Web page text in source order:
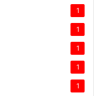
1
1
1
1
1